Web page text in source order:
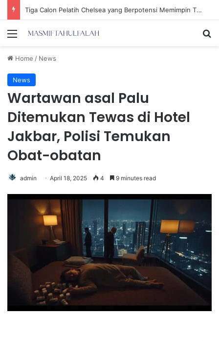
Tiga Calon Pelatih Chelsea yang Berpotensi Memimpin Tim di Musim Depan
Menu
Home / News
News
Wartawan asal Palu
Ditemukan Tewas di Hotel
Jakbar, Polisi Temukan
Obat-obatan
admin April 18, 2025 4 9 minutes read